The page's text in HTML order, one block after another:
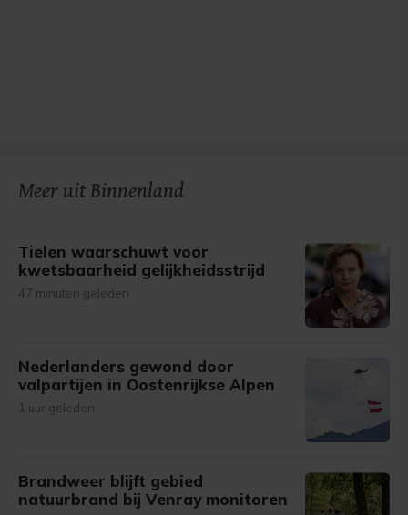
Meer uit Binnenland
Tielen waarschuwt voor
kwetsbaarheid gelijkheidsstrijd
47 minuten geleden
Nederlanders gewond door
valpartijen in Oostenrijkse Alpen
1 uur geleden
Brandweer blijft gebied
natuurbrand bij Venray monitoren